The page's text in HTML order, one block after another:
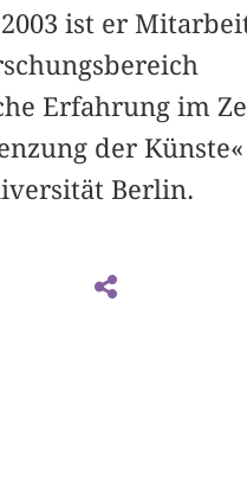
ist er
Erfahrung im
der
Berlin.